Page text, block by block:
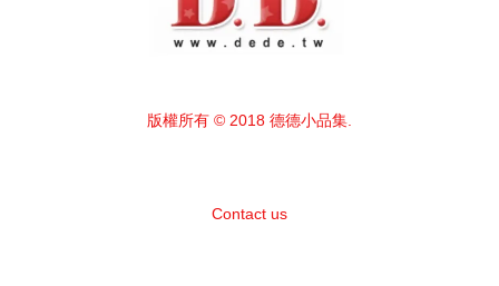
版權所有 © 2018 德德小品集.
Contact us